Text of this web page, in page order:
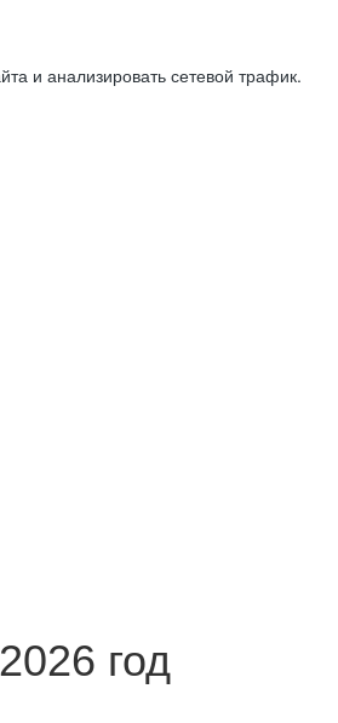
и анализировать сетевой трафик.
год